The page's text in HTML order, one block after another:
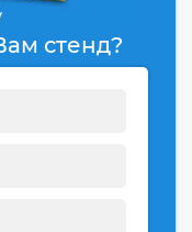
стенд?